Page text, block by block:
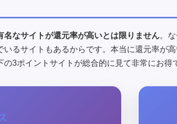
なサイトが還元率が高いとは限りません。
るサイトもあるからです。本当に還元率が
3ポイントサイトが総合的に見て非常にお得